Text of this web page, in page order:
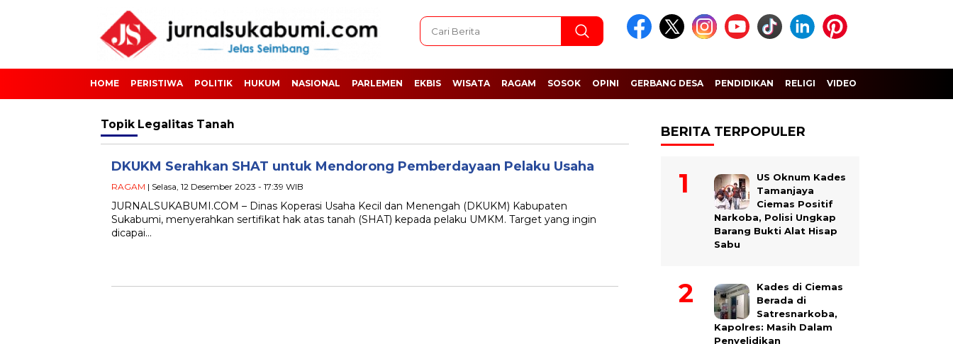
HOME PERISTIWA POLITIK HUKUM NASIONAL PARLEMEN EKBIS WISATA RAGAM SOSOK OPINI GERBANG DESA PENDIDIKAN RELIGI VIDEO
Topik Legalitas Tanah
DKUKM Serahkan SHAT untuk Mendorong Pemberdayaan Pelaku Usaha
RAGAM | Selasa, 12 Desember 2023 - 17:39 WIB
JURNALSUKABUMI.COM – Dinas Koperasi Usaha Kecil dan Menengah (DKUKM) Kabupaten
Sukabumi, menyerahkan sertifikat hak atas tanah (SHAT) kepada pelaku UMKM. Target yang ingin
dicapai…
BERITA TERPOPULER
US Oknum Kades
Tamanjaya
Ciemas Positif
Narkoba, Polisi Ungkap
Barang Bukti Alat Hisap
Sabu
Kades di Ciemas
Berada di
Satresnarkoba,
Kapolres: Masih Dalam
Penyelidikan